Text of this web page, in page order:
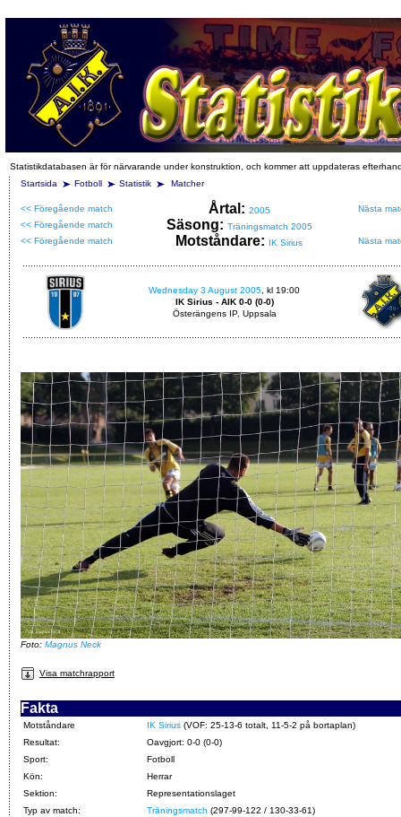
Statistikdatabasen är för närvarande under konstruktion, och kommer att uppdateras
Startsida
Fotboll Statistik Matcher
<< Föregående match Årtal: 2005
Nästa
<< Föregående match
Säsong: Träningsmatch 2005
<< Föregående match
Motståndare: IK Sirius Nästa
Wednesday 3 August 2005 , kl 19:00
IK Sirius - AIK 0-0 (0-0)
Österängens IP, Uppsala
Foto: Magnus Neck
Visa matchrapport
Fakta
Motståndare IK Sirius (VOF: 25-13-6 totalt, 11-5-2 på bortaplan)
Resultat:
Oavgjort: 0-0 (0-0)
Sport:
Fotboll
Kön:
Herrar
Sektion:
Representationslaget
Typ av match:
Träningsmatch (297-99-122 / 130-33-61)